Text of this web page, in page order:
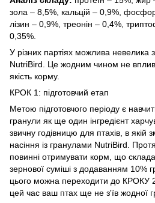
зола – 8,5%, кальцій – 0,9%,
лізин – 0,9%, треонін – 0,4%,
0,35%.
У різних партіях можлива невелика
NutriBird. Це жодним чином не
якість корму.
КРОК 1: підготовчий етап
Метою підготовчого періоду є
гранули як ще один інгредієнт
звичну годівницю для птахів, в якій
насіння із гранулами NutriBird.
повинні отримувати корм, що
зернової суміші з додаванням 10%
цього можна переходити до КРОКУ
цей час ваш птах ще не з'їв жодної